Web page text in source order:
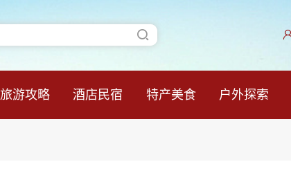
旅游攻略 酒店民宿 特产美食 户外探索